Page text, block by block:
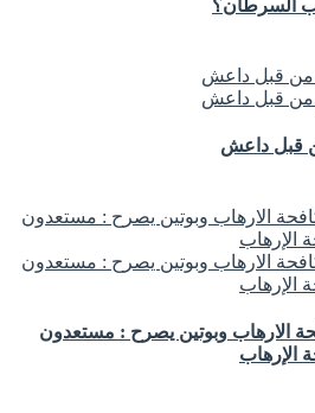
السرطان؟
الارهاب وبوتين يصرح : مستعدون
الإرهاب